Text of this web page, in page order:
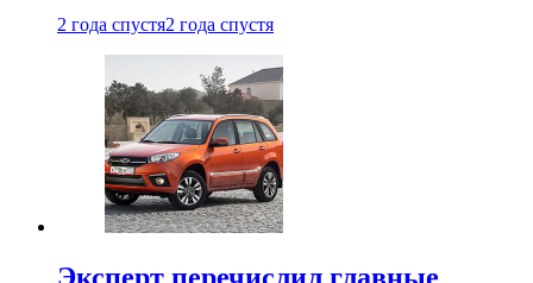
2 года спустя2 года спустя